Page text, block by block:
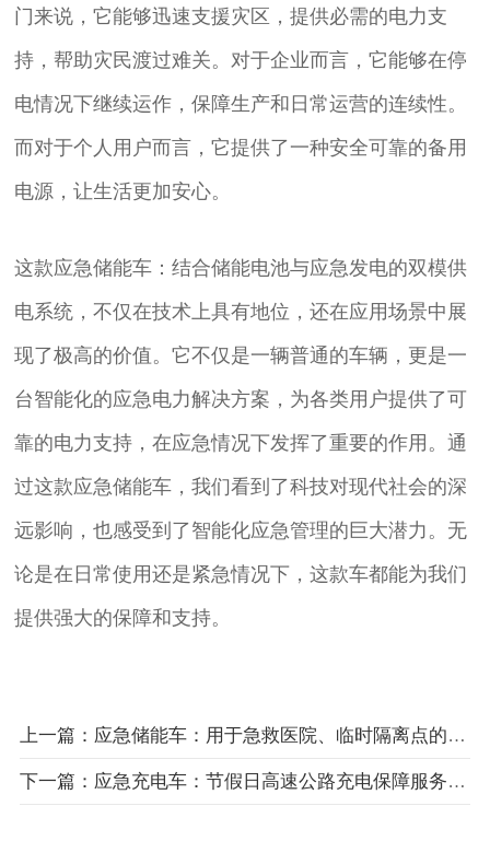
门来说，它能够迅速支援灾区，提供必需的电力支
持，帮助灾民渡过难关。对于企业而言，它能够在停
电情况下继续运作，保障生产和日常运营的连续性。
而对于个人用户而言，它提供了一种安全可靠的备用
电源，让生活更加安心。
这款应急储能车：结合储能电池与应急发电的双模供
电系统，不仅在技术上具有地位，还在应用场景中展
现了极高的价值。它不仅是一辆普通的车辆，更是一
台智能化的应急电力解决方案，为各类用户提供了可
靠的电力支持，在应急情况下发挥了重要的作用。通
过这款应急储能车，我们看到了科技对现代社会的深
远影响，也感受到了智能化应急管理的巨大潜力。无
论是在日常使用还是紧急情况下，这款车都能为我们
提供强大的保障和支持。
上一篇：应急储能车：用于急救医院、临时隔离点的静音供电
下一篇：应急充电车：节假日高速公路充电保障服务案例分享